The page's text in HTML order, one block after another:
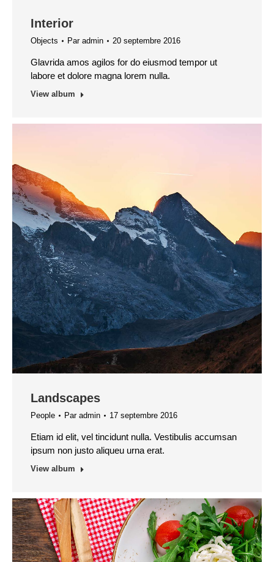
Interior
Objects Par admin 20 septembre 2016
Glavrida amos agilos for do eiusmod tempor ut
labore et dolore magna lorem nulla.
View album
Landscapes
People Par admin 17 septembre 2016
Etiam id elit, vel tincidunt nulla. Vestibulis accumsan
ipsum non justo aliqueu urna erat.
View album